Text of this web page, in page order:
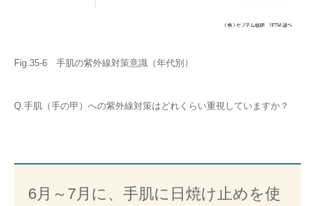
Fig.35-6 手肌の紫外線対策意識（年代別）
Q.手肌（手の甲）への紫外線対策はどれくらい重視していますか？
6月～7月に、手肌に日焼け止めを使